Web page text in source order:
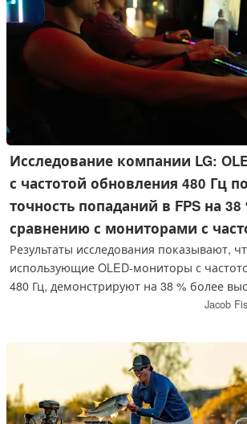
Исследование компании LG:
с частотой обновления 480 Гц
точность попаданий в FPS на 38
сравнению с мониторами с
Результаты исследования показывают,
использующие OLED-мониторы с
480 Гц, демонстрируют на 38 % более
попаданий по сравнению с частотой 60
Однако данные независимых
свидетельствуют о том, что прирост
может снижаться при частоте
связи с чем утверждения компании LG
OLED-технологии требуют дальнейшего
Jacob